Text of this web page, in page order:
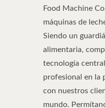
Food Machine
máquinas de
Siendo un
alimentaria,
tecnología
profesional en la
con nuestros
mundo.